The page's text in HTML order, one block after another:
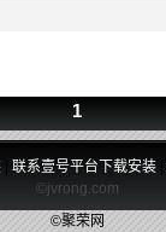
1
联系壹号平台下载安装|
©jvrong.com
©聚荣网